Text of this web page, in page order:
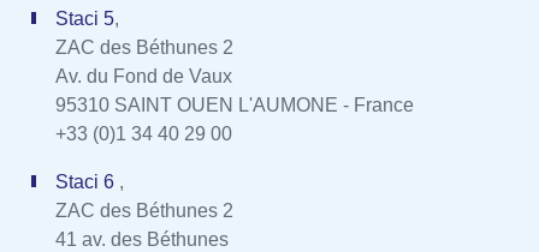
Staci 5,
ZAC des Béthunes 2
Av. du Fond de Vaux
95310 SAINT OUEN L'AUMONE - France
+33 (0)1 34 40 29 00
Staci 6 ,
ZAC des Béthunes 2
41 av. des Béthunes